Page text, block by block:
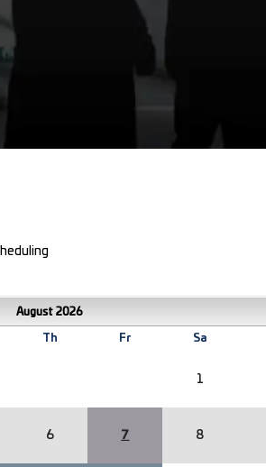
August 2026
Th Fr Sa
1
6 7 8